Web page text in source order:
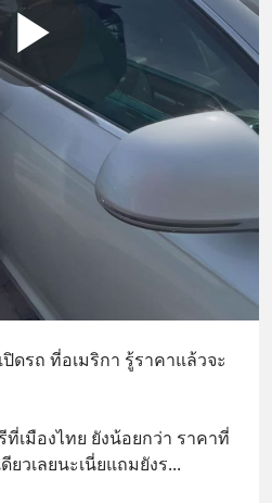
ดรถ ที่อเมริกา รู้ราคาแล้วจะ
เมืองไทย ยังน้อยกว่า ราคาที่
ยวเลยนะเนี่ยแถมยังร...